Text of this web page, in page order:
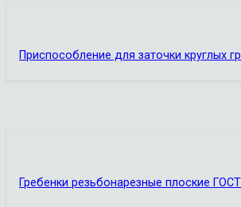
Приспособление для заточки круглых
Гребенки резьбонарезные плоские